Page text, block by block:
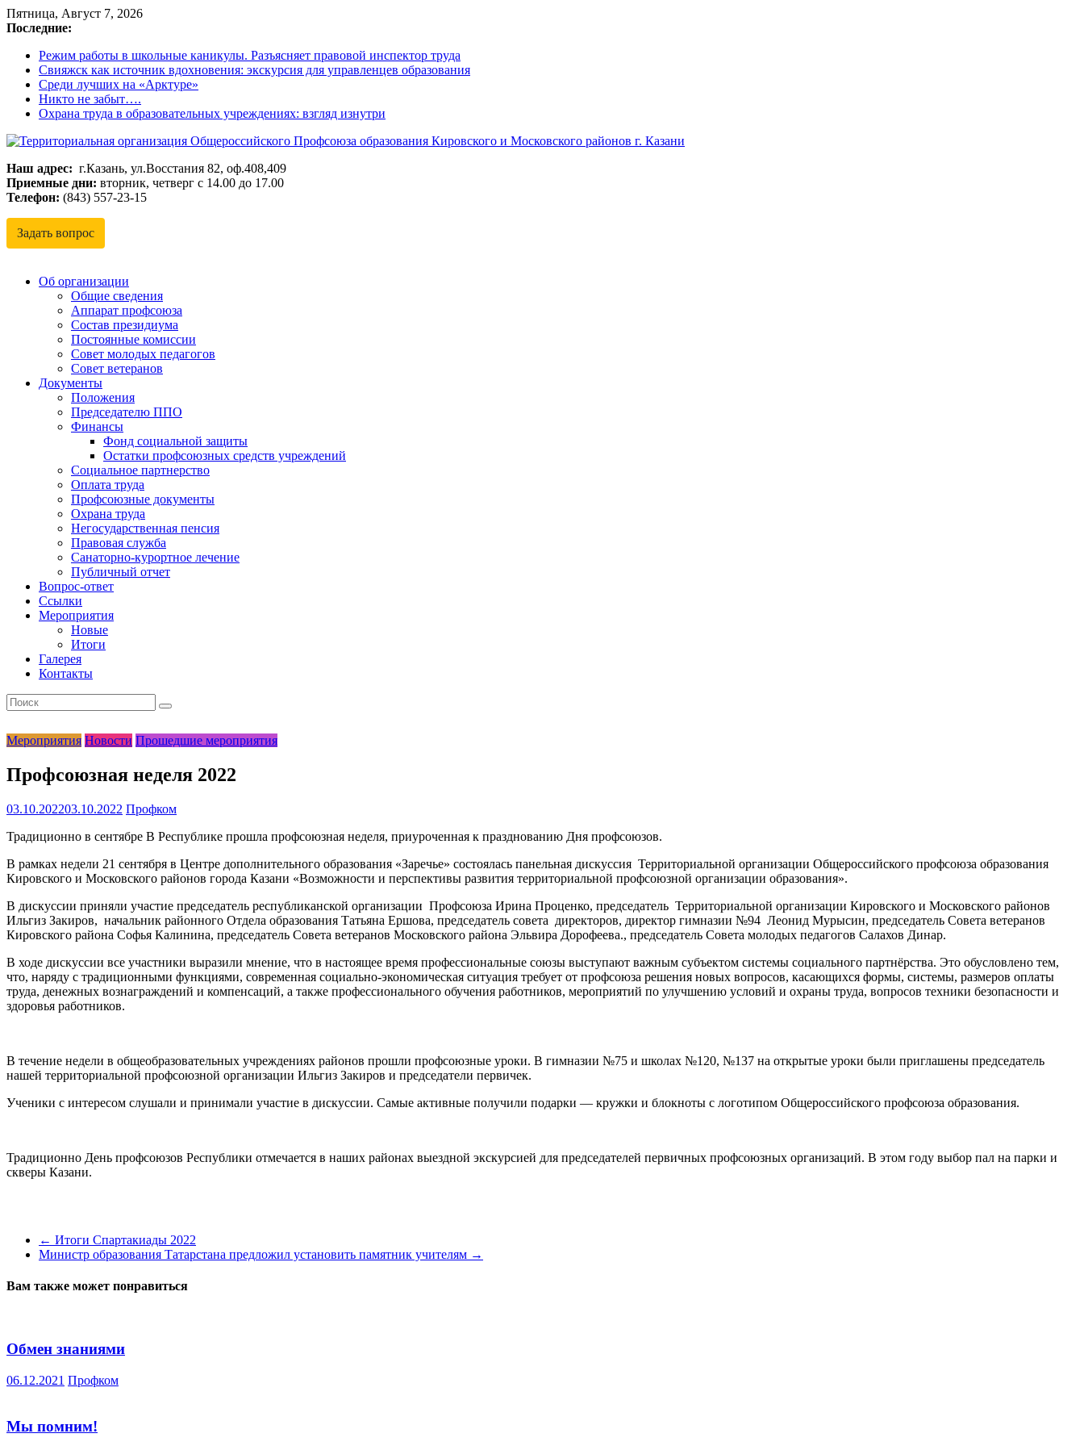
Пятница, Август 7, 2026
Последние:
Режим работы в школьные каникулы. Разъясняет правовой инспектор труда
Свияжск как источник вдохновения: экскурсия для управленцев образования
Среди лучших на «Арктуре»
Никто не забыт….
Охрана труда в образовательных учреждениях: взгляд изнутри
Территориальная
организация
Общероссийского
Профсоюза
образования
Московского
районов
Казани
Наш адрес: г.Казань, ул.Восстания 82, оф.408,409
Приемные дни: вторник, четверг с 14.00 до 17.00
Телефон: (843) 557-23-15
Задать вопрос
Об организации
Общие сведения
Аппарат профсоюза
Состав президиума
Постоянные комиссии
Совет молодых педагогов
Совет ветеранов
Документы
Положения
Председателю ППО
Финансы
Фонд социальной защиты
Остатки профсоюзных средств учреждений
Социальное партнерство
Оплата труда
Профсоюзные документы
Охрана труда
Негосударственная пенсия
Правовая служба
Санаторно-курортное лечение
Публичный отчет
Вопрос-ответ
Ссылки
Мероприятия
Новые
Итоги
Галерея
Контакты
Мероприятия Новости Прошедшие мероприятия
Профсоюзная неделя 2022
03.10.202203.10.2022 Профком
Традиционно в сентябре В Республике прошла профсоюзная неделя, приуроченная к празднованию Дня профсоюзов.
В рамках недели 21 сентября в Центре дополнительного образования «Заречье» состоялась панельная дискуссия Территориальной организации Общероссийского профсоюза образования
Кировского и Московского районов города Казани «Возможности и перспективы развития территориальной профсоюзной организации образования».
В дискуссии приняли участие председатель республиканской организации Профсоюза Ирина Проценко, председатель Территориальной организации Кировского и Московского районов
Ильгиз Закиров, начальник районного Отдела образования Татьяна Ершова, председатель совета директоров, директор гимназии №94 Леонид Мурысин, председатель Совета ветеранов
Кировского района Софья Калинина, председатель Совета ветеранов Московского района Эльвира Дорофеева., председатель Совета молодых педагогов Салахов Динар.
В ходе дискуссии все участники выразили мнение, что в настоящее время профессиональные союзы выступают важным субъектом системы социального партнёрства. Это обусловлено тем,
что, наряду с традиционными функциями, современная социально-экономическая ситуация требует от профсоюза решения новых вопросов, касающихся формы, системы, размеров оплаты
труда, денежных вознаграждений и компенсаций, а также профессионального обучения работников, мероприятий по улучшению условий и охраны труда, вопросов техники безопасности и
здоровья работников.
В течение недели в общеобразовательных учреждениях районов прошли профсоюзные уроки. В гимназии №75 и школах №120, №137 на открытые уроки были приглашены председатель
нашей территориальной профсоюзной организации Ильгиз Закиров и председатели первичек.
Ученики с интересом слушали и принимали участие в дискуссии. Самые активные получили подарки — кружки и блокноты с логотипом Общероссийского профсоюза образования.
Традиционно День профсоюзов Республики отмечается в наших районах выездной экскурсией для председателей первичных профсоюзных организаций. В этом году выбор пал на парки и
скверы Казани.
← Итоги Спартакиады 2022
Министр образования Татарстана предложил установить памятник учителям →
Вам также может понравиться
Обмен знаниями
06.12.2021 Профком
Мы помним!